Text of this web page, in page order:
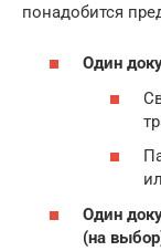
понадобится
Один
Один
(на